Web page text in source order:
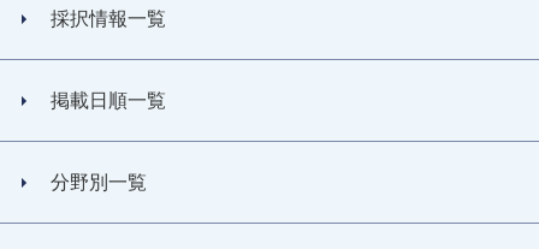
採択情報一覧
掲載日順一覧
分野別一覧